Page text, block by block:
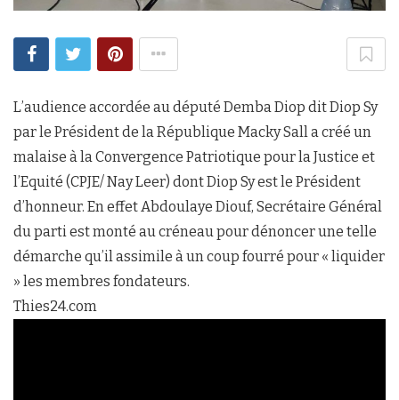
L’audience accordée au député Demba Diop dit Diop Sy
par le Président de la République Macky Sall a créé un
malaise à la Convergence Patriotique pour la Justice et
l’Equité (CPJE/ Nay Leer) dont Diop Sy est le Président
d’honneur. En effet Abdoulaye Diouf, Secrétaire Général
du parti est monté au créneau pour dénoncer une telle
démarche qu’il assimile à un coup fourré pour « liquider
» les membres fondateurs.
Thies24.com